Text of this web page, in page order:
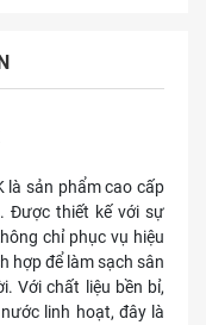
là sản phẩm cao cấp
Được thiết kế với sự
chỉ phục vụ hiệu
hợp để làm sạch sân
Với chất liệu bền bỉ,
linh hoạt, đây là